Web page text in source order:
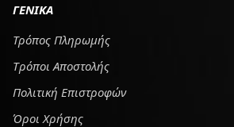
ΓΕΝΙΚΑ
Τρόπος Πληρωμής
Tρόποι Αποστολής
Πολιτική Επιστροφών
Όροι Χρήσης